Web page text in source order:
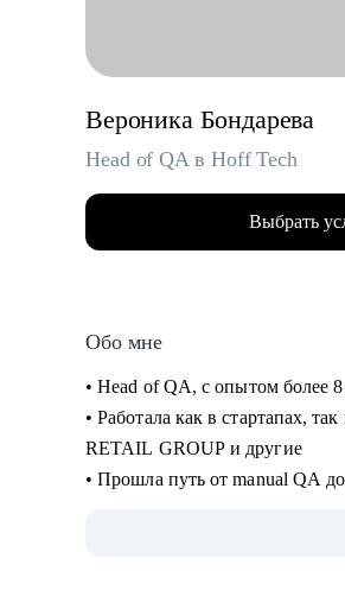
Вероника Бондарева
Head of QA в Hoff Tech
Выбрать
Обо мне
• Head of QA, c опытом более
• Работала как в стартапах,
RETAIL GROUP и другие
• Прошла путь от manual QA